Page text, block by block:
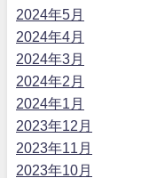
2024年5月
2024年4月
2024年3月
2024年2月
2024年1月
2023年12月
2023年11月
2023年10月